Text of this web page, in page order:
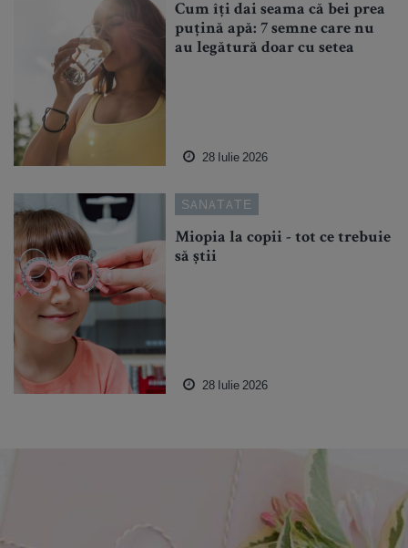
Cum îți dai seama că bei prea
puțină apă: 7 semne care nu
au legătură doar cu setea
28 Iulie 2026
SANATATE
Miopia la copii - tot ce trebuie
să știi
28 Iulie 2026